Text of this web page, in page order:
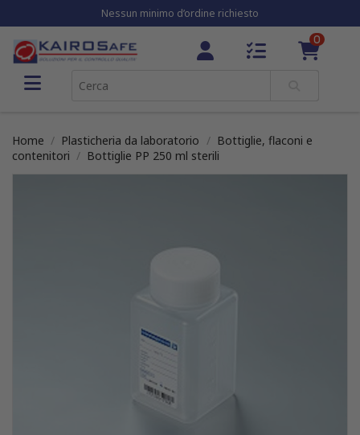
Nessun minimo d’ordine richiesto
0
Home Plasticheria da laboratorio
Bottiglie, flaconi e
contenitori
Bottiglie PP 250 ml sterili